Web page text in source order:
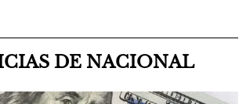
DE NACIONAL